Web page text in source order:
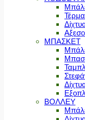
ΜΠΑΣΚΕΤ
ΒΟΛΛΕΥ